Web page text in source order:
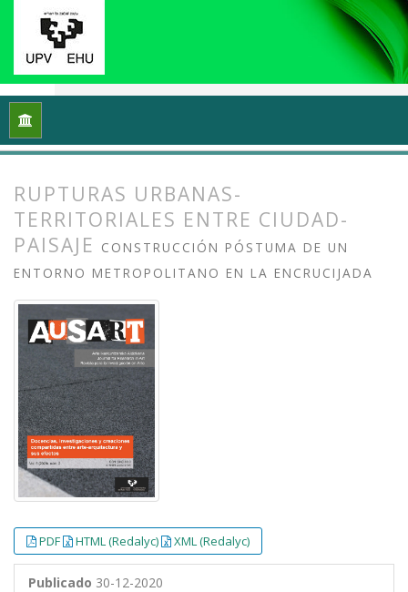
Inicio
RUPTURAS URBANAS-
TERRITORIALES ENTRE CIUDAD-
PAISAJE CONSTRUCCIÓN PÓSTUMA DE UN
ENTORNO METROPOLITANO EN LA ENCRUCIJADA
PDF HTML (Redalyc) XML (Redalyc)
Publicado 30-12-2020